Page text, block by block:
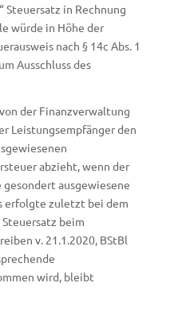
Steuersatz in Rechnung
würde in Höhe der
nach § 14c Abs. 1
Ausschluss des
der Finanzverwaltung
Leistungsempfänger den
abzieht, wenn der
ausgewiesene
erfolgte zuletzt bei dem
beim
v. 21.1.2020, BStBl
wird, bleibt